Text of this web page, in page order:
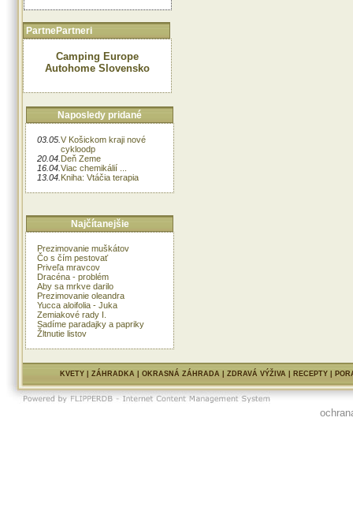
PartnePartneri
Camping Europe
Autohome Slovensko
Naposledy pridané
03.05. V Košickom kraji nové
cykloodp
20.04. Deň Zeme
16.04. Viac chemikálií ...
13.04. Kniha: Vtáčia terapia
Najčítanejšie
Prezimovanie muškátov
Čo s čím pestovať
Priveľa mravcov
Dracéna - problém
Aby sa mrkve darilo
Prezimovanie oleandra
Yucca aloifolia - Juka
Zemiakové rady I.
Sadíme paradajky a papriky
Žltnutie listov
KVETY| ZÁHRADKA| OKRASNÁ ZÁHRADA| ZDRAVÁ VÝŽIVA| RECEPTY|